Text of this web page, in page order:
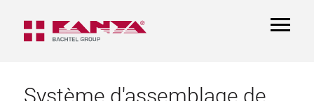
Système d'assemblage de